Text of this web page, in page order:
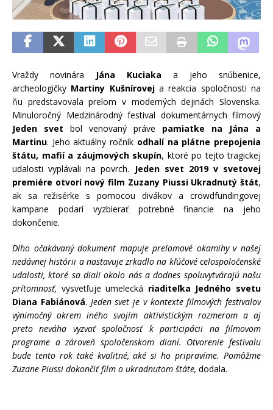
Vraždy novinára Jána Kuciaka a jeho snúbenice,
archeologičky Martiny Kušníroveja reakcia spoločnosti na
ňu predstavovala prelom v moderných dejinách Slovenska.
Minuloročný Medzinárodný festival dokumentárnych filmový
Jeden svet bol venovaný práve pamiatke na Jána a
Martinu. Jeho aktuálny ročník odhalí na plátne prepojenia
štátu, mafií a záujmových skupín, ktoré po tejto tragickej
udalosti vyplávali na povrch.
Jeden svet 2019 v svetovej
premiére otvorí nový film Zuzany Piussi Ukradnutý štát,
ak sa režisérke s pomocou divákov a crowdfundingovej
kampane podarí vyzbierať potrebné financie na jeho
dokončenie.
Dlho očakávaný dokument mapuje prelomové okamihy v našej
nedávnej histórii a nastavuje zrkadlo na kľúčové celospoločenské
udalosti, ktoré sa diali okolo nás a dodnes spoluvytvárajú našu
prítomnosť, vysvetľuje umelecká riaditeľka Jedného svetu
Diana Fabiánová. Jeden svet je v kontexte filmových festivalov
výnimočný okrem iného svojím aktivistickým rozmerom a aj
preto neváha vyzvať spoločnosť k participácii na filmovom
programe a zároveň spoločenskom dianí. Otvorenie festivalu
bude tento rok také kvalitné, aké si ho pripravíme. Pomôžme
Zuzane Piussi dokončiť film o ukradnutom štáte, dodala.